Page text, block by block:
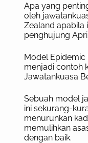
Apa yang
oleh
Zealand apabila
penghujung
Model Epidemic
menjadi contoh
Jawatankuasa
Sebuah model
ini sekurang-
menurunkan
memulihkan
dengan baik.